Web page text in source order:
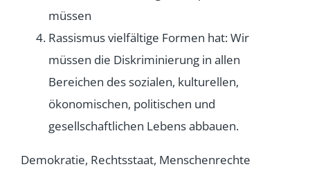
müssen
Rassismus vielfältige Formen hat: Wir
müssen die Diskriminierung in allen
Bereichen des sozialen, kulturellen,
ökonomischen, politischen und
gesellschaftlichen Lebens abbauen.
Demokratie, Rechtsstaat, Menschenrechte